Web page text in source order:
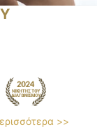
>>